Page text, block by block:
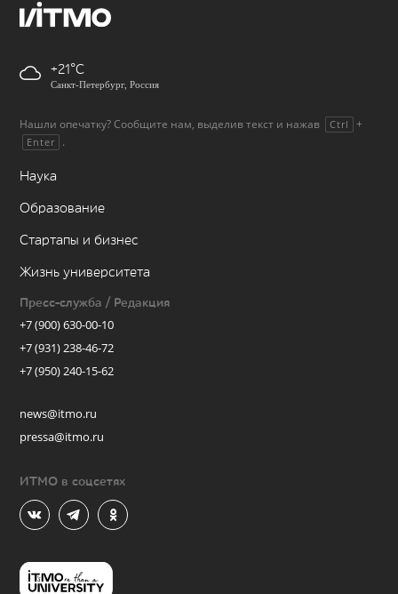
+21
Санкт-Петербург, Россия
Нашли опечатку? Сообщите нам, выделив текст и нажав Ctrl +
Enter .
Наука
Образование
Стартапы и бизнес
Жизнь университета
Пресс-служба / Редакция
+7 (900) 630-00-10
+7 (931) 238-46-72
+7 (950) 240-15-62
news@itmo.ru
pressa@itmo.ru
ИТМО в соцсетях